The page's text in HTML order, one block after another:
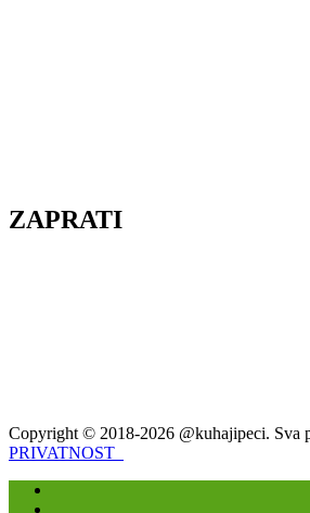
ZAPRATI
Copyright © 2018-2026 @kuhajipeci. Sva
PRIVATNOST